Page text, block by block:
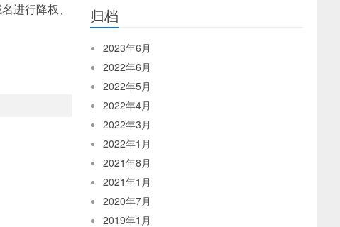
进行降权、
归档
2023年6月
2022年6月
2022年5月
2022年4月
2022年3月
2022年1月
2021年8月
2021年1月
2020年7月
2019年1月